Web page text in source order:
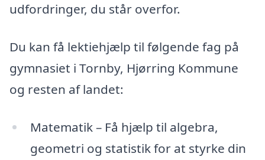
udfordringer, du står overfor.
Du kan få lektiehjælp til følgende fag på
gymnasiet i Tornby, Hjørring Kommune
og resten af landet:
Matematik – Få hjælp til algebra,
geometri og statistik for at styrke din